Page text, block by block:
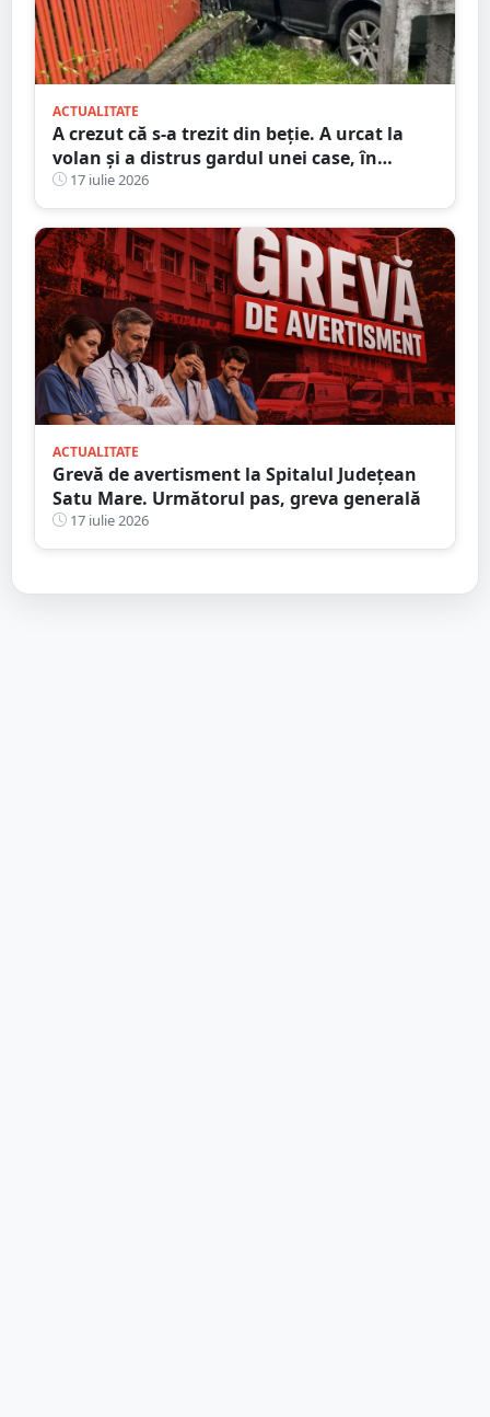
ACTUALITATE
A crezut că s-a trezit din beție. A urcat la
volan și a distrus gardul unei case, în
județul Satu Mare
17 iulie 2026
ACTUALITATE
Grevă de avertisment la Spitalul Județean
Satu Mare. Următorul pas, greva generală
17 iulie 2026